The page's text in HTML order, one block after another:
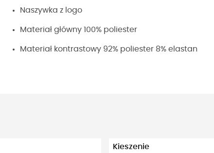
Naszywka z logo
Materiał główny 100% poliester
Materiał kontrastowy 92% poliester 8% elastan
Kieszenie